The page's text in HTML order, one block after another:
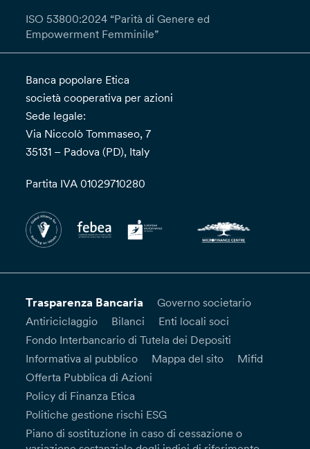
ISO 53800:2024 “Parità di Genere ed
Empowerment Femminile”
Banca popolare Etica
società cooperativa per azioni
Sede legale:
Via Niccolò Tommaseo, 7
35131 – Padova (PD), Italy
Partita IVA 01029710280
Trasparenza Bancaria
Governo societario
Antiriciclaggio
Bilanci
Enti locali soci
Fondo Interbancario di Tutela dei Depositi
Informativa al pubblico
Mappa del sito
Mifid
Offerta Pubblica di Azioni
Policy di Finanza Etica
Politiche gestione rischi ESG
Piano di sostituzione in caso di cessazione o